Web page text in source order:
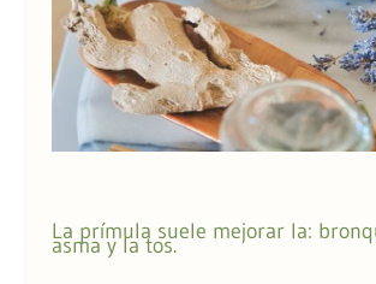
La prímula suele mejorar la:
asma y la tos.